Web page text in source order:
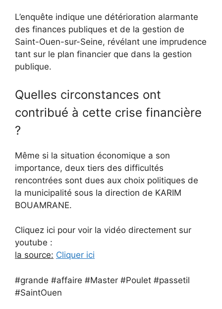
L’enquête indique une détérioration alarmante
des finances publiques et de la gestion de
Saint-Ouen-sur-Seine, révélant une imprudence
tant sur le plan financier que dans la gestion
publique.
Quelles circonstances ont
contribué à cette crise financière
?
Même si la situation économique a son
importance, deux tiers des difficultés
rencontrées sont dues aux choix politiques de
la municipalité sous la direction de KARIM
BOUAMRANE.
Cliquez ici pour voir la vidéo directement sur
youtube :
la source: Cliquer ici
#grande #affaire #Master #Poulet #passetil
#SaintOuen